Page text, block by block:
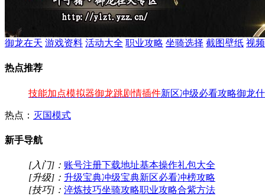
御龙在天 游戏资料 活动大全 职业攻略 坐骑选择 截图壁纸 视
热点推荐
技能加点模拟器御龙跳剧情插件新区冲级必看攻略御龙
热点： 灭国模式
新手导航
[入门]： 账号注册下载地址基本操作礼包大全
[升级]： 升级宝典冲级宝典新区必看冲榜攻略
[技巧]： 淬炼技巧坐骑攻略职业攻略合紫方法